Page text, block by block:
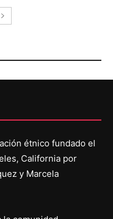
étnico fundado el
California por
y Marcela